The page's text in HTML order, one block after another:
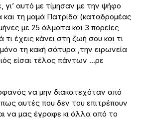
αυτό με τίμησαν με την ψήφο
τη μαμά Πατρίδα (καταδρομέας
με 25 άλματα και 3 πορείες
έχεις κάνει στη ζωή σου και τι
τη κακή σάτυρα ,την ειρωνεία
είσαι τέλος πάντων …ρε
να μην διακατεχόταν από
αυτές που δεν του επιτρέπουν
να μας έγραφε κι άλλα από το